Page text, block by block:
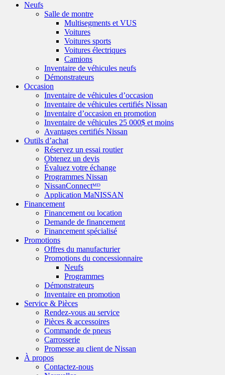
Neufs
Salle de montre
Multisegments et VUS
Voitures
Voitures sports
Voitures électriques
Camions
Inventaire de véhicules neufs
Démonstrateurs
Occasion
Inventaire de véhicules d’occasion
Inventaire de véhicules certifiés Nissan
Inventaire d’occasion en promotion
Inventaire de véhicules 25 000$ et moins
Avantages certifiés Nissan
Outils d’achat
Réservez un essai routier
Obtenez un devis
Évaluez votre échange
Programmes Nissan
NissanConnectᴹᴰ
Application MaNISSAN
Financement
Financement ou location
Demande de financement
Financement spécialisé
Promotions
Offres du manufacturier
Promotions du concessionnaire
Neufs
Programmes
Démonstrateurs
Inventaire en promotion
Service & Pièces
Rendez-vous au service
Pièces & accessoires
Commande de pneus
Carrosserie
Promesse au client de Nissan
À propos
Contactez-nous